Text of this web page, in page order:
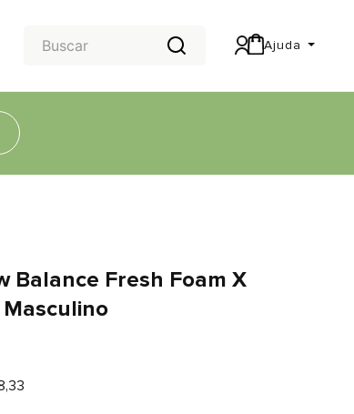
Ajuda
Balance Fresh Foam X
Masculino
,33